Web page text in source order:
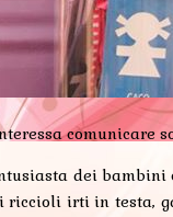
comunicare
dei
riccioli irti in testa,